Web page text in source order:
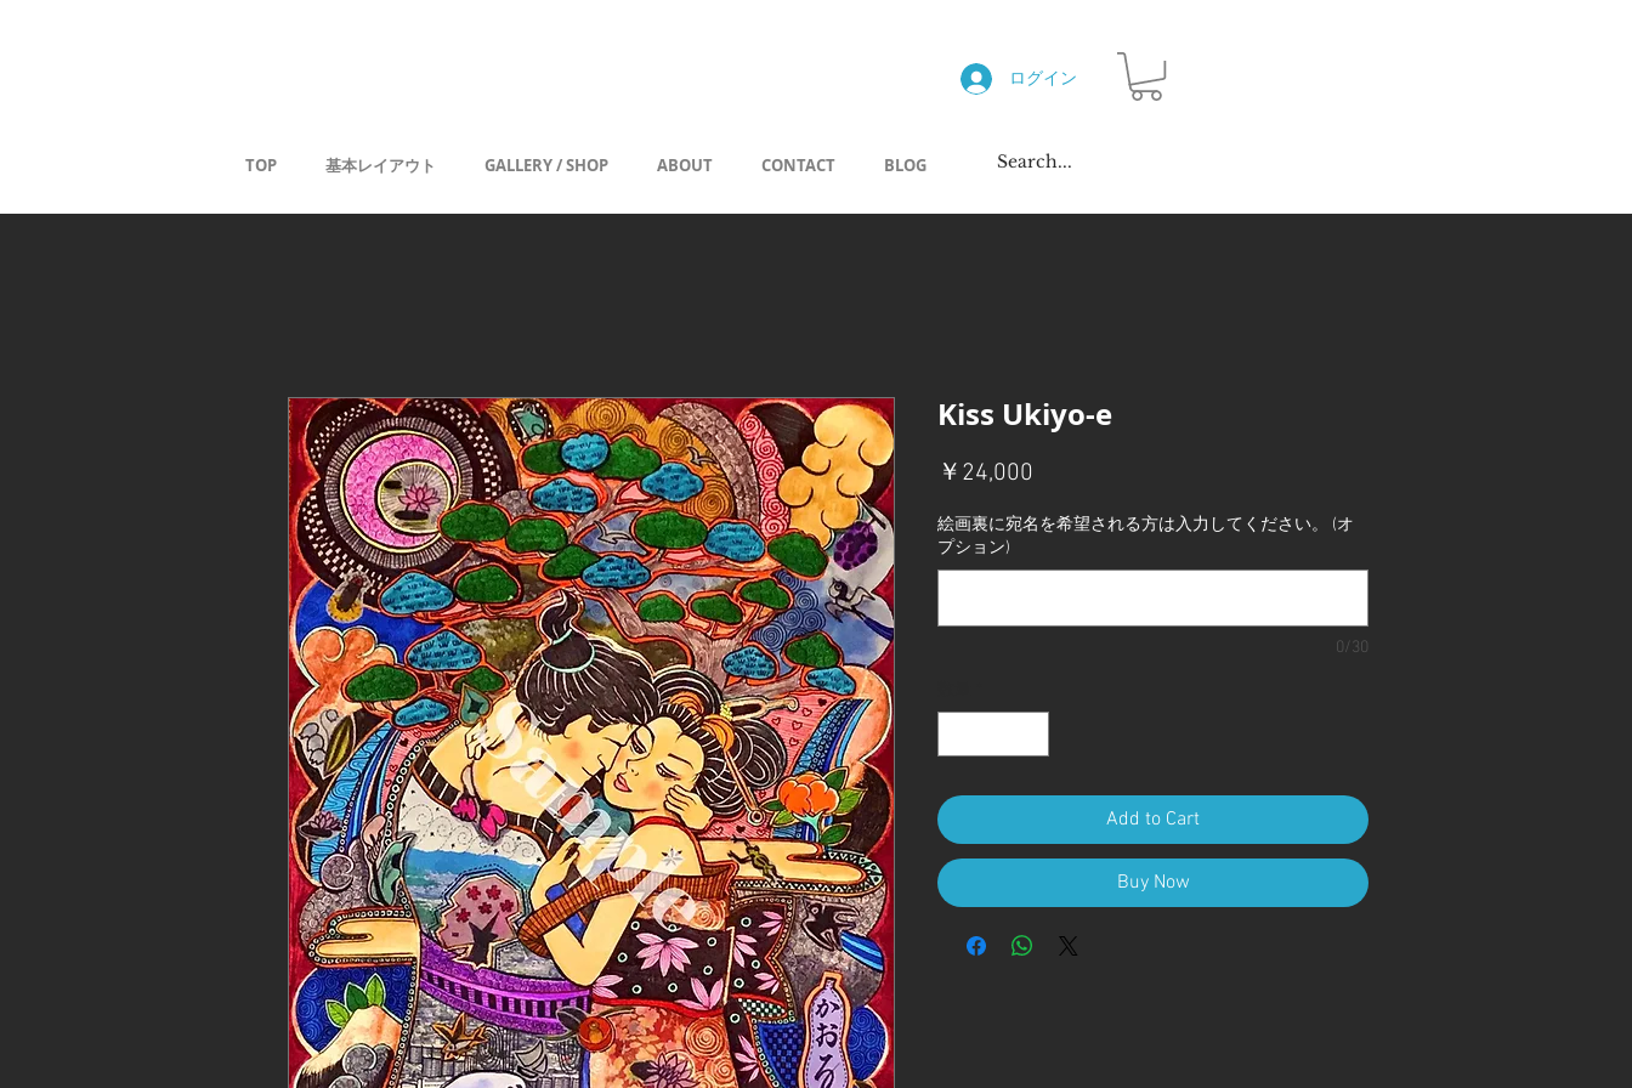
ログイン
TOP 基本レイアウト GALLERY / SHOP ABOUT CONTACT BLOG
Kiss Ukiyo-e
￥24,000
絵画裏に宛名を希望される方は入力してください。 (オ
プション)
0/30
Add to Cart
Buy Now